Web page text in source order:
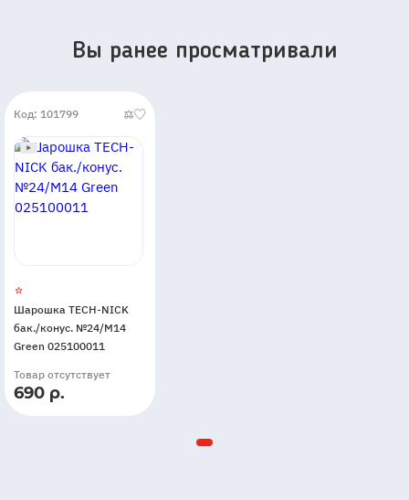
Вы ранее просматривали
Код: 101799
Шарошка TECH-NICK
бак./конус. №24/М14
Green 025100011
Товар отсутствует
690 р.